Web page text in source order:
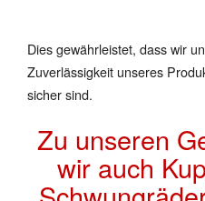
Dies gewährleistet, dass wir
Zuverlässigkeit unseres
sicher sind.
Zu unseren
wir auch